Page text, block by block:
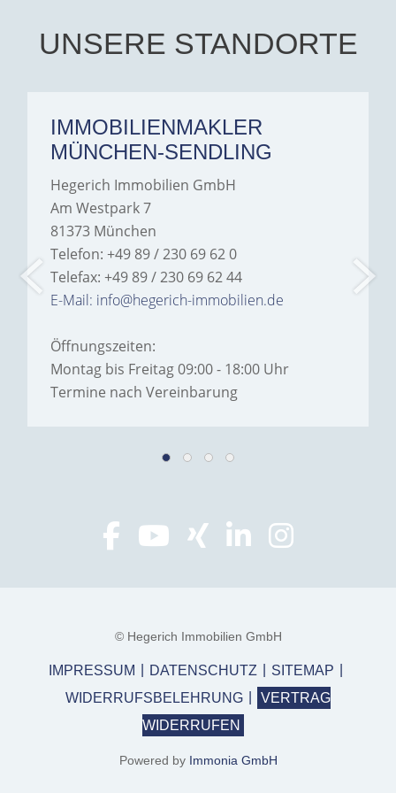
Hegerich Immobilien to
anyone looking for a home.
UNSERE STANDORTE
IMMOBILIENMAKLER
MÜNCHEN-SENDLING
Hegerich Immobilien GmbH
Am Westpark 7
81373 München
Telefon: +49 89 / 230 69 62 0
Telefax: +49 89 / 230 69 62 44
E-Mail: info@hegerich-immobilien.de
Öffnungszeiten:
Montag bis Freitag 09:00 - 18:00 Uhr
Termine nach Vereinbarung
© Hegerich Immobilien GmbH
IMPRESSUM DATENSCHUTZ
SITEMAP
WIDERRUFSBELEHRUNG
VERTRAG
WIDERRUFEN
Powered by Immonia GmbH